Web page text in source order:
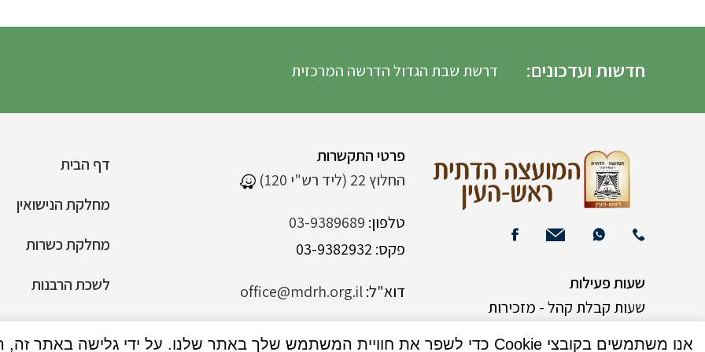
חדשות ועדכונים: דרשת שבת הגדול הדרשה המרכזית
דף הבית
מחלקת הנישואין
מחלקת כשרות
לשכת הרבנות
הצהרת נגישות
פרטי התקשרות
החלוץ 22 (ליד רש"י 120)
טלפון: 03-9389689
פקס: 03-9382932
דוא"ל:office@mdrh.org.il
שעות פעילות
שעות קבלת קהל - מזכירות
אנו משתמשים בקובצי Cookie כדי לשפר את חוויית המשתמש שלך באתר שלנו. על ידי גלישה באתר זה, הנך מסכים לשימוש שלנו בקובצי Cookie.